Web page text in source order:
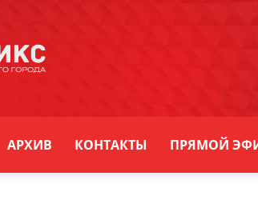
АРХИВ КОНТАКТЫ ПРЯМОЙ